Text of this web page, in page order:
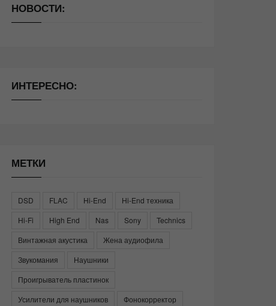
НОВОСТИ:
ИНТЕРЕСНО:
МЕТКИ
DSD FLAC Hi-End
Hi-End техника
Hi-Fi
High End Nas Sony
Technics
Винтажная акустика
Жена аудиофила
Звукомания
Наушники
Проигрыватель пластинок
Усилители для наушников
Фонокорректор